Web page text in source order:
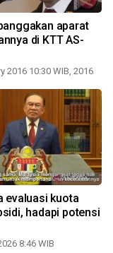
aparat
di KTT AS-
2016 10:30 WIB, 2016
evaluasi kuota
hadapi potensi
8:46 WIB